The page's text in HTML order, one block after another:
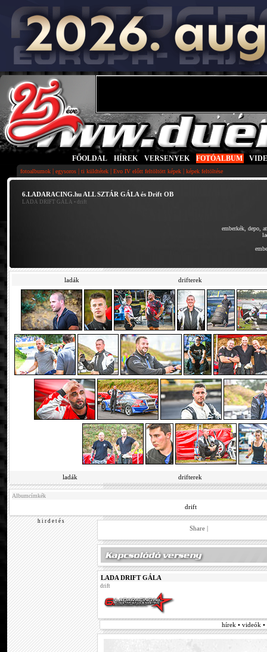
FŐOLDAL HÍREK VERSENYEK FOTÓALBUM
fotoalbumok | egysoros | ti küldtétek | Evo IV előtt feltöltött képek | képek feltöltése
6.LADARACING.hu ALL SZTÁR GÁLA és Drift OB
LADA DRIFT GÁLA • drift
emberkék, depo,
ladák drifterek
ladák drifterek
Albumcímkék
drift
h i r d e t é s
Share |
LADA DRIFT GÁLA
drift
hírek • videók